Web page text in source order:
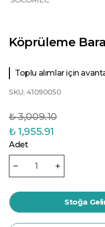
Köprüleme
Toplu alımlar için
SKU: 41090050
₺ 3,009.10
₺ 1,955.91
Adet
Stoğa